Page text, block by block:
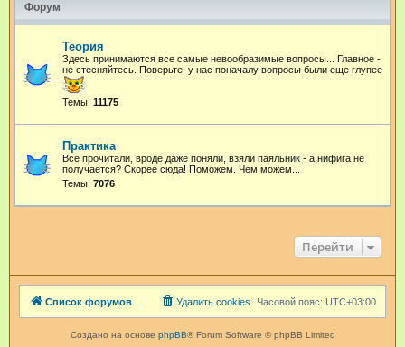
Форум
Теория
Здесь принимаются все самые невообразимые вопросы... Главное -
не стесняйтесь. Поверьте, у нас поначалу вопросы были еще глупее
Темы: 11175
Практика
Все прочитали, вроде даже поняли, взяли паяльник - а нифига не
получается? Скорее сюда! Поможем. Чем можем...
Темы: 7076
Перейти
Список форумов Часовой пояс: UTC+03:00
Удалить cookies
Создано на основе phpBB® Forum Software © phpBB Limited